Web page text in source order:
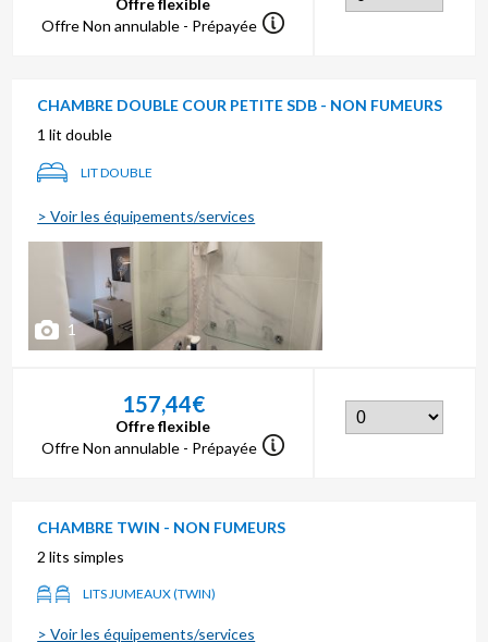
Offre flexible
Offre Non annulable - Prépayée
CHAMBRE DOUBLE COUR PETITE SDB - NON FUMEURS
1 lit double
LIT DOUBLE
> Voir les équipements/services
1
157,44€
Offre flexible
Offre Non annulable - Prépayée
CHAMBRE TWIN - NON FUMEURS
2 lits simples
LITS JUMEAUX (TWIN)
> Voir les équipements/services